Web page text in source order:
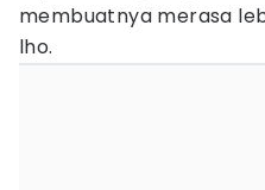
membuatnya merasa
lho.